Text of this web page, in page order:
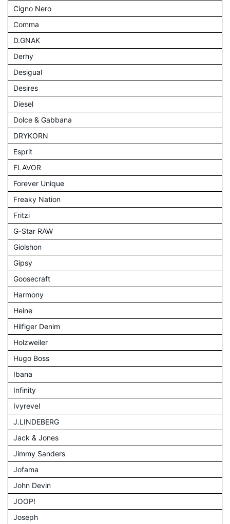
Cigno Nero
Comma
D.GNAK
Derhy
Desigual
Desires
Diesel
Dolce & Gabbana
DRYKORN
Esprit
FLAVOR
Forever Unique
Freaky Nation
Fritzi
G-Star RAW
Giolshon
Gipsy
Goosecraft
Harmony
Heine
Hilfiger Denim
Holzweiler
Hugo Boss
Ibana
Infinity
Ivyrevel
J.LINDEBERG
Jack & Jones
Jimmy Sanders
Jofama
John Devin
JOOP!
Joseph